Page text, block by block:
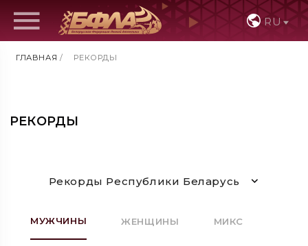
RU
ГЛАВНАЯ / РЕКОРДЫ
РЕКОРДЫ
Рекорды Республики Беларусь
МУЖЧИНЫ ЖЕНЩИНЫ МИКС